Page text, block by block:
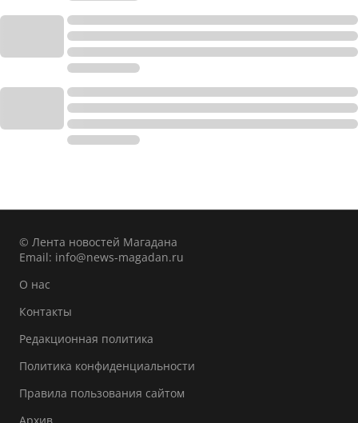
© Лента новостей Магадана
Email: info@news-magadan.ru
О нас
Контакты
Редакционная политика
Политика конфиденциальности
Правила пользования сайтом